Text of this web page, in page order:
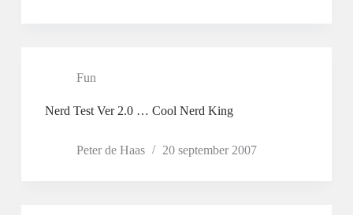
Fun
Nerd Test Ver 2.0 … Cool Nerd King
Peter de Haas 20 september 2007